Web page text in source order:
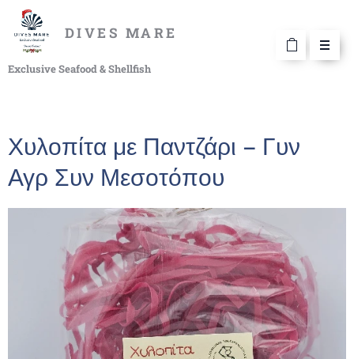
DIVES MARE
Exclusive Seafood & Shellfish
Χυλοπίτα με Παντζάρι – Γυν
Αγρ Συν Μεσοτόπου